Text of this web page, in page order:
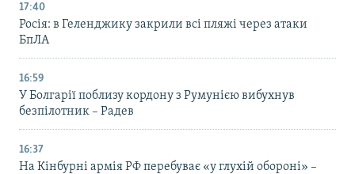
17:40
Росія: в Геленджику закрили всі пляжі через атаки
БпЛА
16:59
У Болгарії поблизу кордону з Румунією вибухнув
безпілотник – Радев
16:37
На Кінбурні армія РФ перебуває «у глухій обороні» –